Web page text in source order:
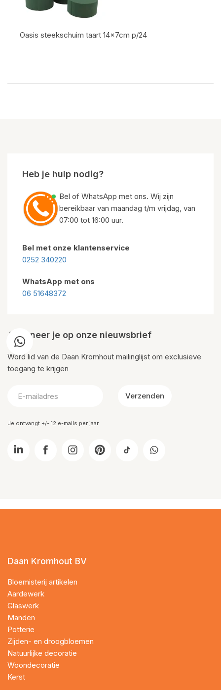
Oasis steekschuim taart 14x7cm p/24
Heb je hulp nodig?
Bel of WhatsApp met ons. Wij zijn
bereikbaar van maandag t/m vrijdag, van
07:00 tot 16:00 uur.
Bel met onze klantenservice
0252 340220
WhatsApp met ons
06 51648372
Abonneer je op onze nieuwsbrief
Word lid van de Daan Kromhout mailinglijst om exclusieve
toegang te krijgen
Verzenden
Je ontvangt +/- 12 e-mails per jaar
Daan Kromhout BV
Bloemisterij artikelen
Aardewerk
Glaswerk
Manden
Potterie
Zijden- en droogbloemen
Natuurlijke decoratie
Woondecoratie
Kerst